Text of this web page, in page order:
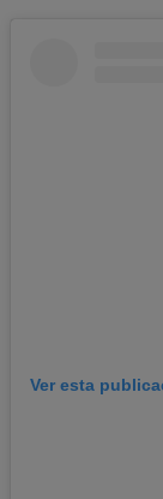
Ver esta